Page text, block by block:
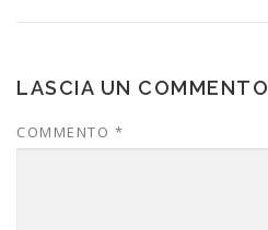
LASCIA UN COMMENTO
COMMENTO *